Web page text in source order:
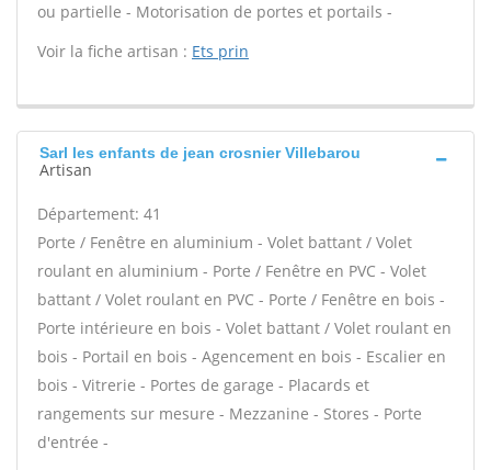
ou partielle - Motorisation de portes et portails -
Voir la fiche artisan : Ets prin
Sarl les enfants de jean crosnier Villebarou
Artisan
Département: 41
Porte / Fenêtre en aluminium - Volet battant / Volet
roulant en aluminium - Porte / Fenêtre en PVC - Volet
battant / Volet roulant en PVC - Porte / Fenêtre en bois -
Porte intérieure en bois - Volet battant / Volet roulant en
bois - Portail en bois - Agencement en bois - Escalier en
bois - Vitrerie - Portes de garage - Placards et
rangements sur mesure - Mezzanine - Stores - Porte
d'entrée -